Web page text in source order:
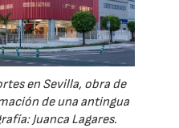
en Sevilla, obra de
de una antingua
Juanca Lagares.